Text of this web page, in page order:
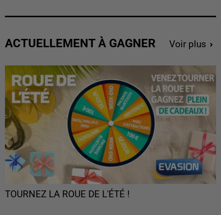
ACTUELLEMENT À GAGNER Voir plus
TOURNEZ LA ROUE DE L'ÉTÉ !